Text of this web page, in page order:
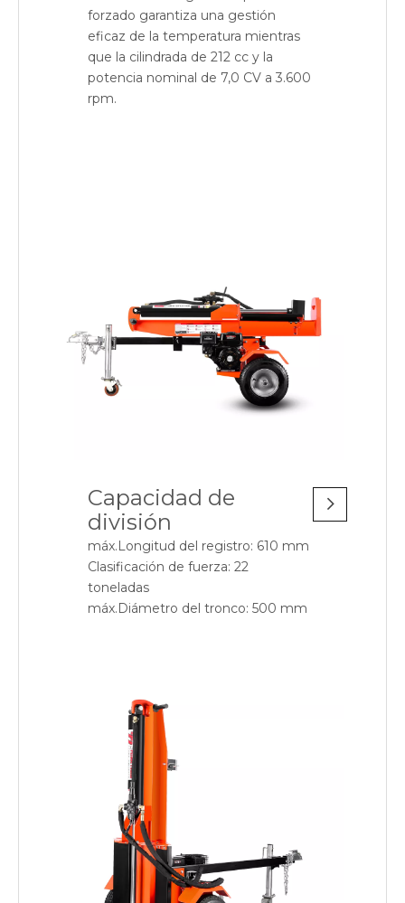
forzado garantiza una gestión
eficaz de la temperatura mientras
que la cilindrada de 212 cc y la
potencia nominal de 7,0 CV a 3.600
rpm.
Capacidad de
división
máx.Longitud del registro: 610 mm
Clasificación de fuerza: 22
toneladas
máx.Diámetro del tronco: 500 mm